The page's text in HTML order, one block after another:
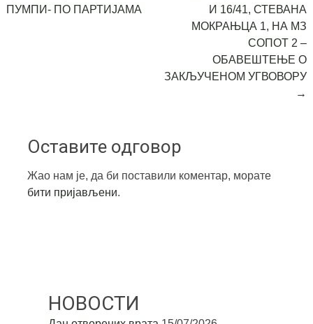
ПУМПИ- ПО ПАРТИЈАМА
И 16/41, СТЕВАНА
МОКРАЊЦА 1, НА МЗ
СОПОТ 2 –
ОБАВЕШТЕЊЕ О
ЗАКЉУЧЕНОМ УГВОВОРУ
→
Оставите одговор
Жао нам је, да би поставили коментар, морате
бити пријављени.
НОВОСТИ